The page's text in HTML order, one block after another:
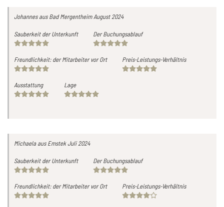
Johannesaus Bad Mergentheim August 2024
Sauberkeit der Unterkunft Der Buchungsablauf
Freundlichkeit: der Mitarbeiter vor Ort Preis-Leistungs-Verhältnis
Ausstattung Lage
Michaelaaus EmstekJuli 2024
Sauberkeit der Unterkunft Der Buchungsablauf
Freundlichkeit: der Mitarbeiter vor Ort Preis-Leistungs-Verhältnis